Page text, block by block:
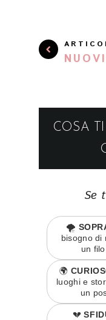
NUOVI
COSA
Se
🌪️
bisogno di
un
🌍
luoghi e
un
💔